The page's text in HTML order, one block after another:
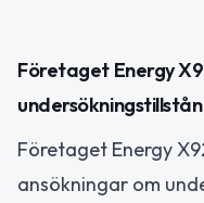
Företaget Energy
Företaget Energy
ansökningar om